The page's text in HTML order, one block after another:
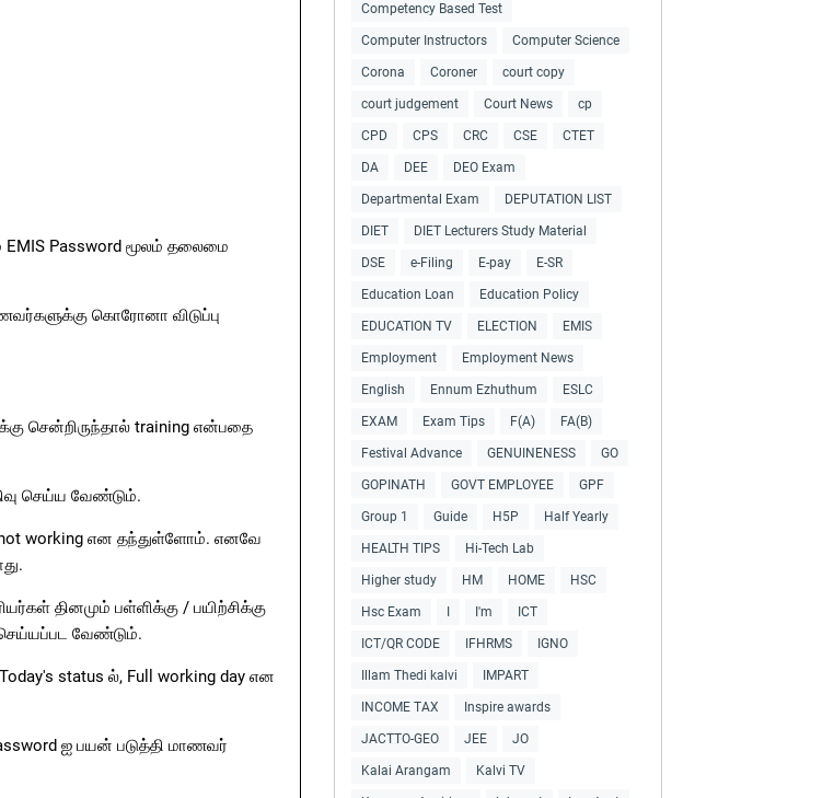
EMIS Password மூலம் தலைமை
கொரோனா விடுப்பு
சென்றிருந்தால் training என்பதை
செய்ய வேண்டும்.
not working என தந்துள்ளோம். எனவே
தினமும் பள்ளிக்கு / பயிற்சிக்கு
செய்யப்பட வேண்டும்.
status ல், Full working day என
ஐ பயன் படுத்தி மாணவர்
Competency Based Test
Computer Instructors Computer Science
Corona Coroner court copy
court judgement Court News cp
CPD CPS CRC CSE CTET
DA DEE DEO Exam
Departmental Exam DEPUTATION LIST
DIET DIET Lecturers Study Material
DSE e-Filing E-pay E-SR
Education Loan Education Policy
EDUCATION TV ELECTION EMIS
Employment Employment News
English Ennum Ezhuthum ESLC
EXAM Exam Tips F(A) FA(B)
Festival Advance GENUINENESS GO
GOPINATH GOVT EMPLOYEE GPF
Group 1 Guide H5P Half Yearly
HEALTH TIPS Hi-Tech Lab
Higher study HM HOME HSC
Hsc Exam I'm ICT
ICT/QR CODE IFHRMS IGNO
Illam Thedi kalvi IMPART
INCOME TAX Inspire awards
JACTTO-GEO JEE JO
Kalai Arangam Kalvi TV